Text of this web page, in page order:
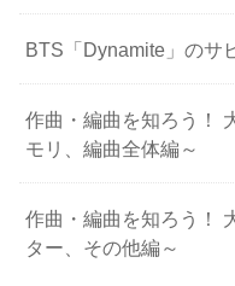
BTS「Dynamite」のサ
作曲・編曲を知ろう！
モリ、編曲全体編～
作曲・編曲を知ろう！
ター、その他編～